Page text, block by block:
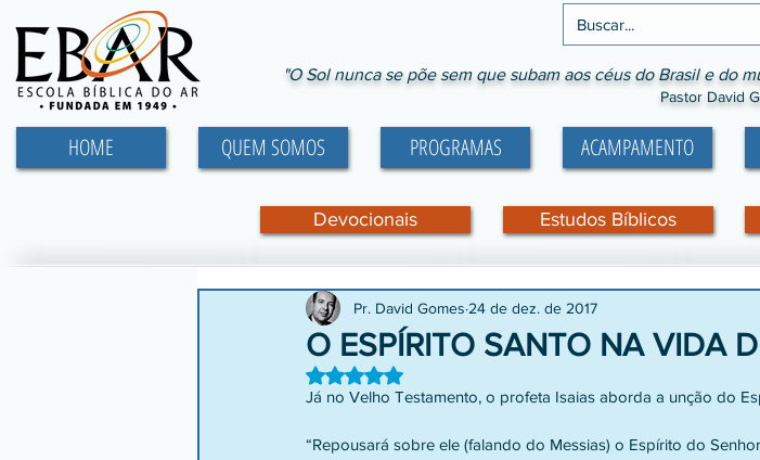
"O Sol nunca se põe sem que subam aos céus do Brasil e do
Pastor David
HOME QUEM SOMOS PROGRAMAS ACAMPAMENTO
Devocionais Estudos Bíblicos
O ESPÍRITO SANTO NA VIDA
Pr. David Gomes 24 de dez. de 2017
Avaliado com NaN de 5 estrelas.
Já no Velho Testamento, o profeta Isaias aborda a unção do
“Repousará sobre ele (falando do Messias) o Espírito do